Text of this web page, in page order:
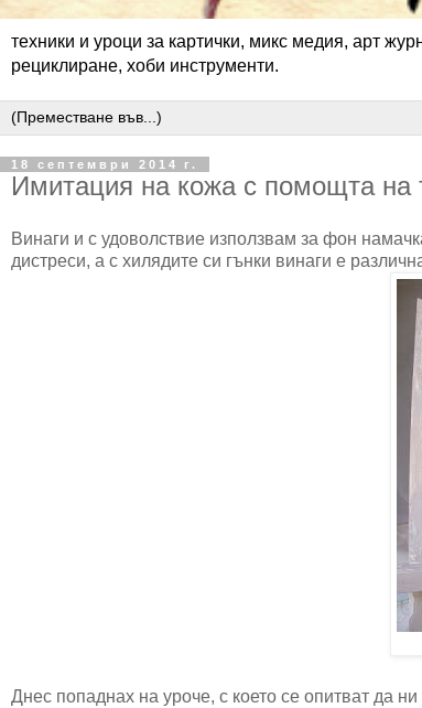
техники и уроци за картички, микс медия, арт
рециклиране, хоби инструменти.
18 септември 2014 г.
Имитация на кожа с помощта на
Винаги и с удоволствие използвам за фон
дистреси, а с хилядите си гънки винаги е
Днес попаднах на уроче, с което се опитват да